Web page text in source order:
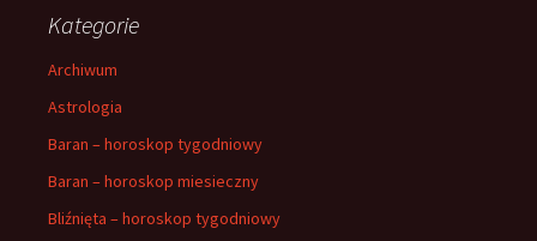
Kategorie
Archiwum
Astrologia
Baran – horoskop tygodniowy
Baran – horoskop miesieczny
Bliźnięta – horoskop tygodniowy